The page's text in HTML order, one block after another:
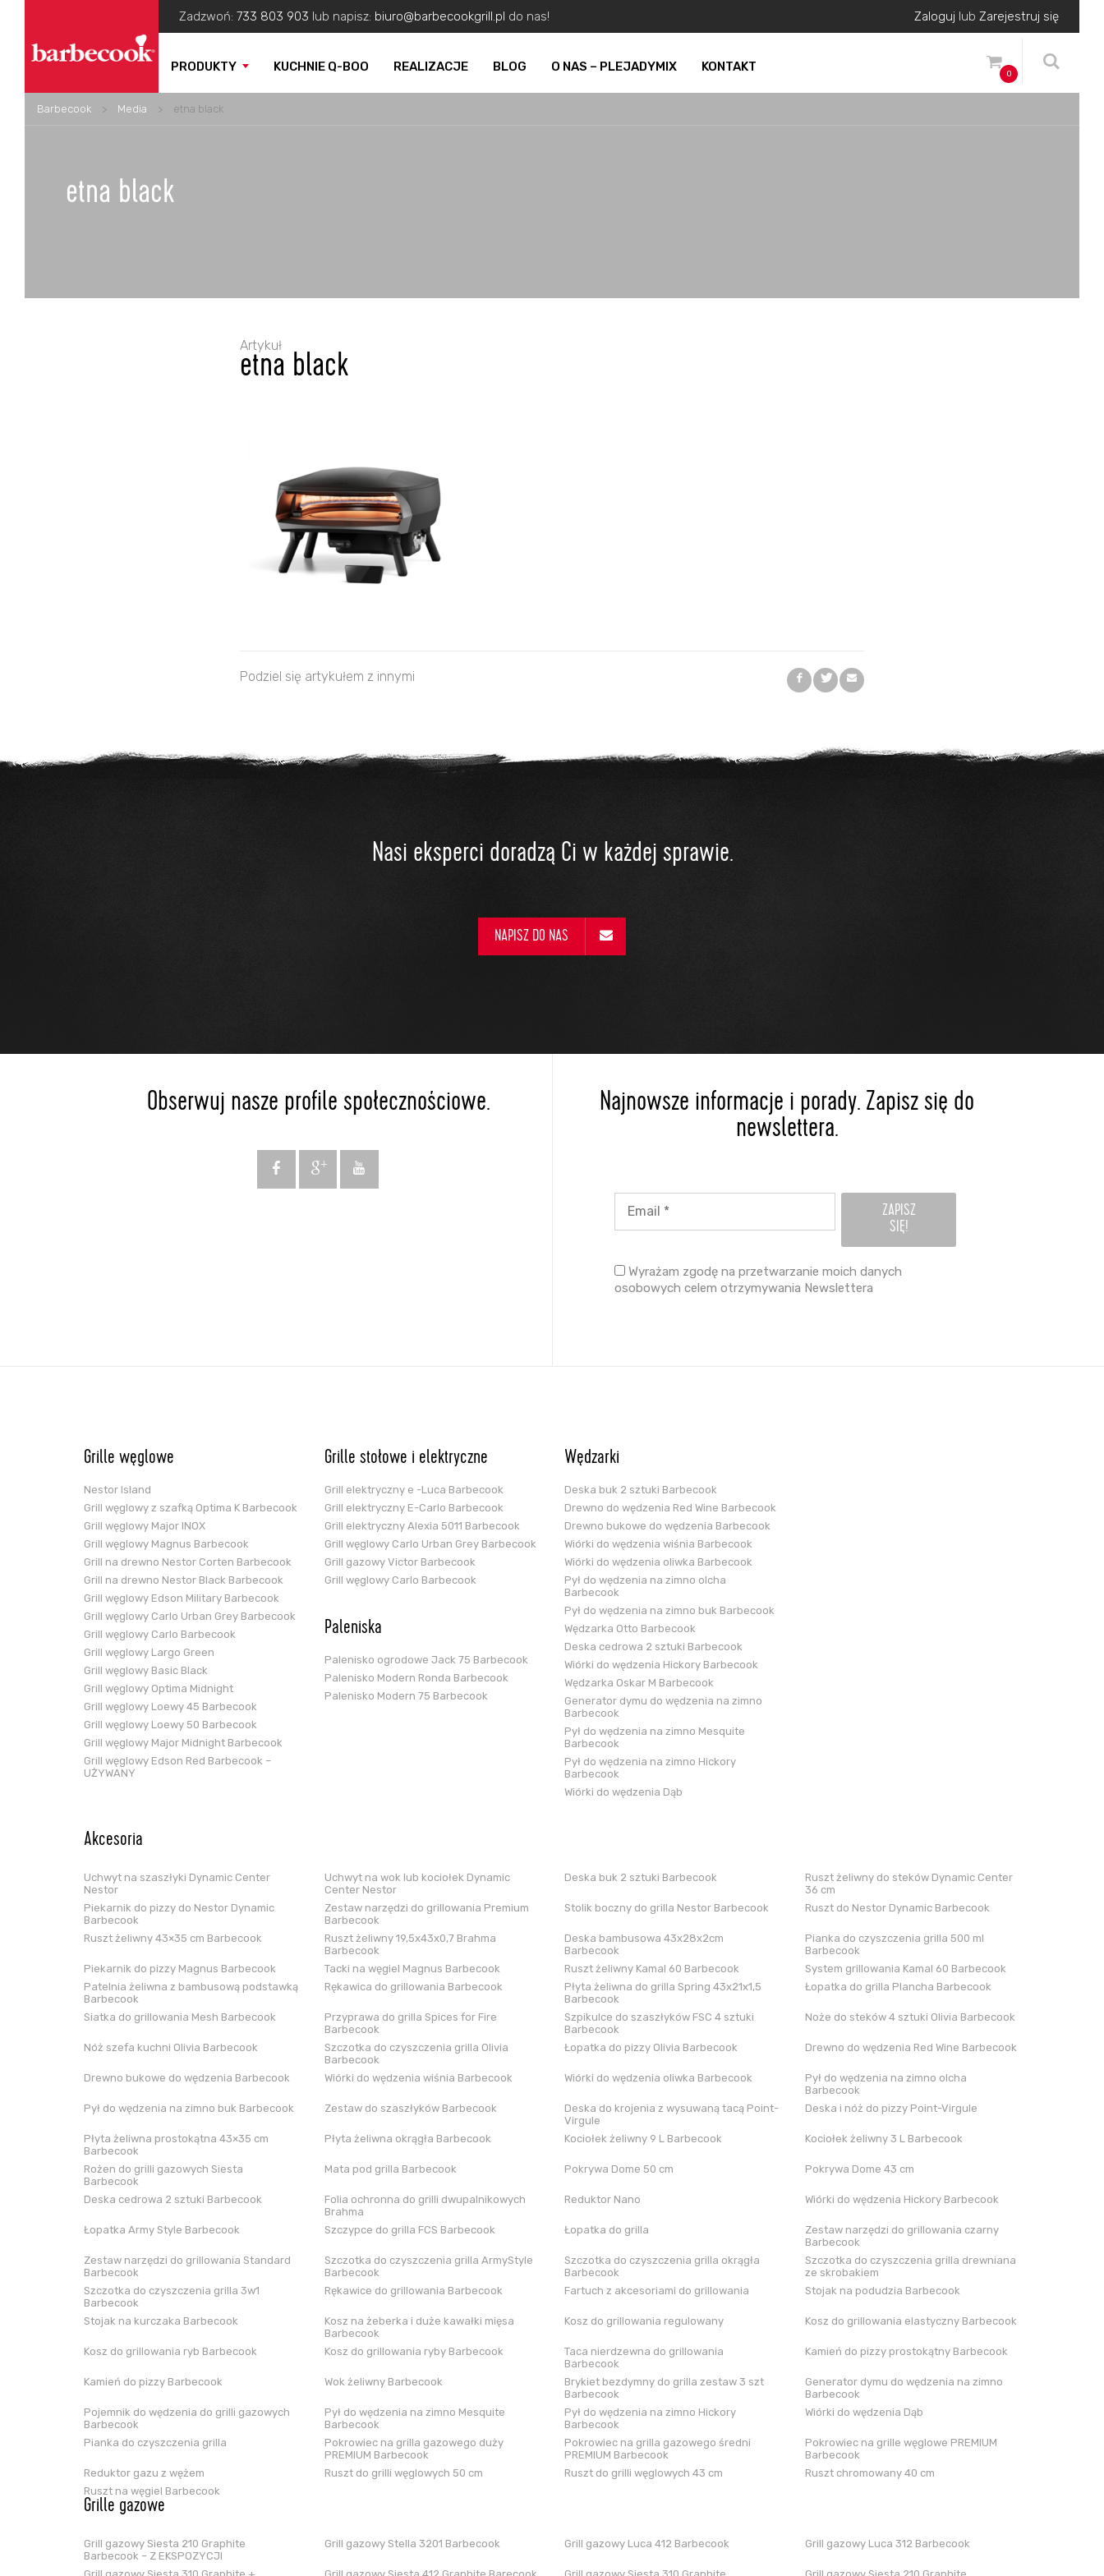
Zadzwoń: 733 803 903 lub napisz: biuro@barbecookgrill.pl do nas! Zaloguj lub Zarejestruj się
PRODUKTY KUCHNIE Q-BOO REALIZACJE BLOG O NAS – PLEJADYMIX KONTAKT 0
Barbecook > Media > etna black
etna black
Artykuł
etna black
Podziel się artykułem z innymi
Nasi eksperci doradzą Ci w każdej sprawie.
NAPISZ DO NAS
Obserwuj nasze profile społecznościowe.
Najnowsze informacje i porady. Zapisz się do
newslettera.
Wyrażam zgodę na przetwarzanie moich danych
osobowych celem otrzymywania Newslettera
Grille węglowe
Nestor Island
Grill węglowy z szafką Optima K Barbecook
Grill węglowy Major INOX
Grill węglowy Magnus Barbecook
Grill na drewno Nestor Corten Barbecook
Grill na drewno Nestor Black Barbecook
Grill węglowy Edson Military Barbecook
Grill węglowy Carlo Urban Grey Barbecook
Grill węglowy Carlo Barbecook
Grill węglowy Largo Green
Grill węglowy Basic Black
Grill węglowy Optima Midnight
Grill węglowy Loewy 45 Barbecook
Grill węglowy Loewy 50 Barbecook
Grill węglowy Major Midnight Barbecook
Grill węglowy Edson Red Barbecook –
UŻYWANY
Grille stołowe i elektryczne
Grill elektryczny e -Luca Barbecook
Grill elektryczny E-Carlo Barbecook
Grill elektryczny Alexia 5011 Barbecook
Grill węglowy Carlo Urban Grey Barbecook
Grill gazowy Victor Barbecook
Grill węglowy Carlo Barbecook
Paleniska
Palenisko ogrodowe Jack 75 Barbecook
Palenisko Modern Ronda Barbecook
Palenisko Modern 75 Barbecook
Wędzarki
Deska buk 2 sztuki Barbecook
Drewno do wędzenia Red Wine Barbecook
Drewno bukowe do wędzenia Barbecook
Wiórki do wędzenia wiśnia Barbecook
Wiórki do wędzenia oliwka Barbecook
Pył do wędzenia na zimno olcha
Barbecook
Pył do wędzenia na zimno buk Barbecook
Wędzarka Otto Barbecook
Deska cedrowa 2 sztuki Barbecook
Wiórki do wędzenia Hickory Barbecook
Wędzarka Oskar M Barbecook
Generator dymu do wędzenia na zimno
Barbecook
Pył do wędzenia na zimno Mesquite
Barbecook
Pył do wędzenia na zimno Hickory
Barbecook
Wiórki do wędzenia Dąb
Akcesoria
Uchwyt na szaszłyki Dynamic Center
Nestor
Uchwyt na wok lub kociołek Dynamic
Center Nestor
Deska buk 2 sztuki Barbecook
Ruszt żeliwny do steków Dynamic Center
36 cm
Piekarnik do pizzy do Nestor Dynamic
Barbecook
Zestaw narzędzi do grillowania Premium
Barbecook
Stolik boczny do grilla Nestor Barbecook Ruszt do Nestor Dynamic Barbecook
Ruszt żeliwny 43×35 cm Barbecook
Ruszt żeliwny 19,5x43x0,7 Brahma
Barbecook
Deska bambusowa 43x28x2cm
Barbecook
Pianka do czyszczenia grilla 500 ml
Barbecook
Piekarnik do pizzy Magnus Barbecook
Tacki na węgiel Magnus Barbecook Ruszt żeliwny Kamal 60 Barbecook
System grillowania Kamal 60 Barbecook
Patelnia żeliwna z bambusową podstawką
Barbecook
Rękawica do grillowania Barbecook
Płyta żeliwna do grilla Spring 43x21x1,5
Barbecook
Łopatka do grilla Plancha Barbecook
Siatka do grillowania Mesh Barbecook
Przyprawa do grilla Spices for Fire
Barbecook
Szpikulce do szaszłyków FSC 4 sztuki
Barbecook
Noże do steków 4 sztuki Olivia Barbecook
Nóż szefa kuchni Olivia Barbecook
Szczotka do czyszczenia grilla Olivia
Barbecook
Łopatka do pizzy Olivia Barbecook Drewno do wędzenia Red Wine Barbecook
Drewno bukowe do wędzenia Barbecook Wiórki do wędzenia wiśnia Barbecook Wiórki do wędzenia oliwka Barbecook
Pył do wędzenia na zimno olcha
Barbecook
Pył do wędzenia na zimno buk Barbecook
Zestaw do szaszłyków Barbecook
Deska do krojenia z wysuwaną tacą Point-
Virgule
Deska i nóż do pizzy Point-Virgule
Płyta żeliwna prostokątna 43×35 cm
Barbecook
Płyta żeliwna okrągła Barbecook Kociołek żeliwny 9 L Barbecook Kociołek żeliwny 3 L Barbecook
Rożen do grilli gazowych Siesta
Barbecook
Mata pod grilla Barbecook Pokrywa Dome 50 cm Pokrywa Dome 43 cm
Deska cedrowa 2 sztuki Barbecook
Folia ochronna do grilli dwupalnikowych
Brahma
Reduktor Nano Wiórki do wędzenia Hickory Barbecook
Łopatka Army Style Barbecook Szczypce do grilla FCS Barbecook Łopatka do grilla
Zestaw narzędzi do grillowania czarny
Barbecook
Zestaw narzędzi do grillowania Standard
Barbecook
Szczotka do czyszczenia grilla ArmyStyle
Barbecook
Szczotka do czyszczenia grilla okrągła
Barbecook
Szczotka do czyszczenia grilla drewniana
ze skrobakiem
Szczotka do czyszczenia grilla 3w1
Barbecook
Rękawice do grillowania Barbecook Fartuch z akcesoriami do grillowania Stojak na podudzia Barbecook
Stojak na kurczaka Barbecook
Kosz na żeberka i duże kawałki mięsa
Barbecook
Kosz do grillowania regulowany Kosz do grillowania elastyczny Barbecook
Kosz do grillowania ryb Barbecook Kosz do grillowania ryby Barbecook
Taca nierdzewna do grillowania
Barbecook
Kamień do pizzy prostokątny Barbecook
Kamień do pizzy Barbecook Wok żeliwny Barbecook
Brykiet bezdymny do grilla zestaw 3 szt
Barbecook
Generator dymu do wędzenia na zimno
Barbecook
Pojemnik do wędzenia do grilli gazowych
Barbecook
Pył do wędzenia na zimno Mesquite
Barbecook
Pył do wędzenia na zimno Hickory
Barbecook
Wiórki do wędzenia Dąb
Pianka do czyszczenia grilla
Pokrowiec na grilla gazowego duży
PREMIUM Barbecook
Pokrowiec na grilla gazowego średni
PREMIUM Barbecook
Pokrowiec na grille węglowe PREMIUM
Barbecook
Reduktor gazu z wężem
Ruszt do grilli węglowych 50 cm Ruszt do grilli węglowych 43 cm
Ruszt chromowany 40 cm
Ruszt na węgiel Barbecook
Grille gazowe
Grill gazowy Siesta 210 Graphite
Barbecook – Z EKSPOZYCJI
Grill gazowy Stella 3201 Barbecook Grill gazowy Luca 412 Barbecook Grill gazowy Luca 312 Barbecook